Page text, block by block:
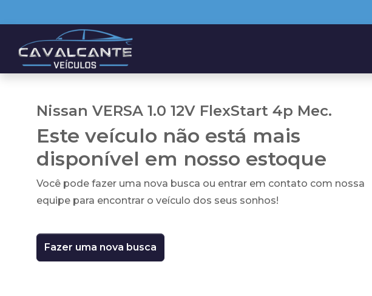
Nissan VERSA 1.0 12V FlexStart 4p Mec.
Este veículo não está mais
disponível em nosso estoque
Você pode fazer uma nova busca ou entrar em contato com nossa
equipe para encontrar o veículo dos seus sonhos!
Fazer uma nova busca